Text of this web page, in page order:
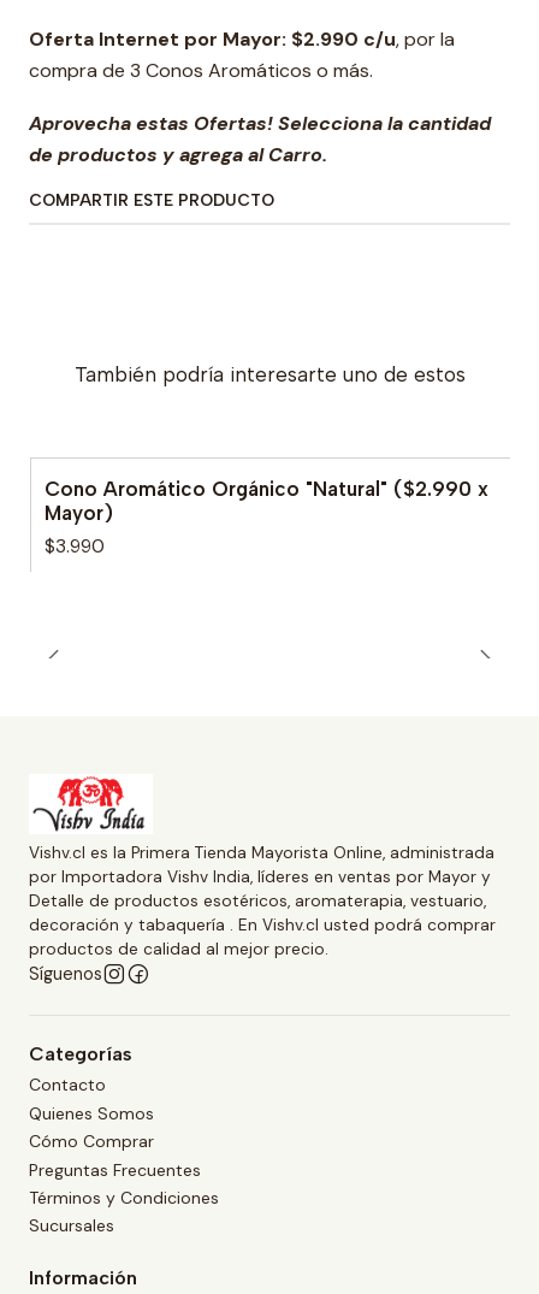
Oferta Internet por Mayor: $2.990 c/u, por la
compra de 3 Conos Aromáticos o más.
Aprovecha estas Ofertas! Selecciona la cantidad
de productos y agrega al Carro.
COMPARTIR ESTE PRODUCTO
También podría interesarte uno de estos
Cono Aromático Orgánico "Natural" ($2.990 x
Mayor)
$3.990
Vishv.cl es la Primera Tienda Mayorista Online, administrada
por Importadora Vishv India, líderes en ventas por Mayor y
Detalle de productos esotéricos, aromaterapia, vestuario,
decoración y tabaquería . En Vishv.cl usted podrá comprar
productos de calidad al mejor precio.
Síguenos
Categorías
Contacto
Quienes Somos
Cómo Comprar
Preguntas Frecuentes
Términos y Condiciones
Sucursales
Información